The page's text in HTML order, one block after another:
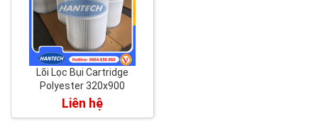
Lõi Lọc Bụi Cartridge
Polyester 320x900
Liên hệ